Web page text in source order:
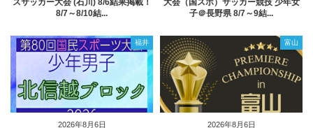
スサッカー大会 (石川) 8/6結果掲載！
8/7～8/10結...
大会（国スポ）サッカー競技 少年女
子＠長野県 8/7～9結...
2026年8月6日
福井
2026年8月6日
富山